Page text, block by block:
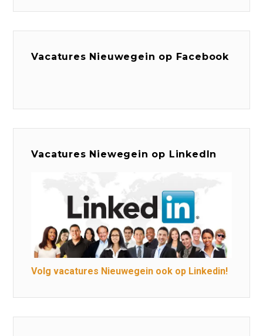
Vacatures Nieuwegein op Facebook
Vacatures Niewegein op LinkedIn
Volg vacatures Nieuwegein ook op Linkedin!